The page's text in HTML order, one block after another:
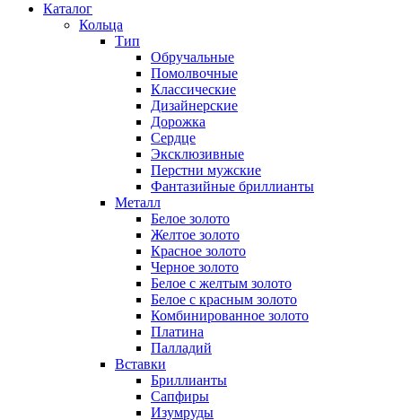
Каталог
Кольца
Тип
Обручальные
Помолвочные
Классические
Дизайнерские
Дорожка
Сердце
Эксклюзивные
Перстни мужские
Фантазийные бриллианты
Металл
Белое золото
Желтое золото
Красное золото
Черное золото
Белое с желтым золото
Белое с красным золото
Комбинированное золото
Платина
Палладий
Вставки
Бриллианты
Сапфиры
Изумруды